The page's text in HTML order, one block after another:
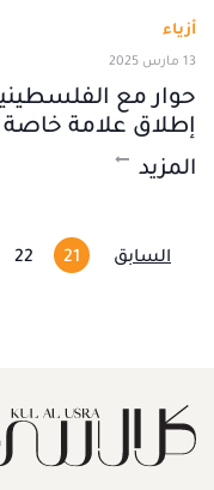
أزياء
13 مارس 2025
حوار مع
إطلاق علامة
المزيد
السابق 21
22